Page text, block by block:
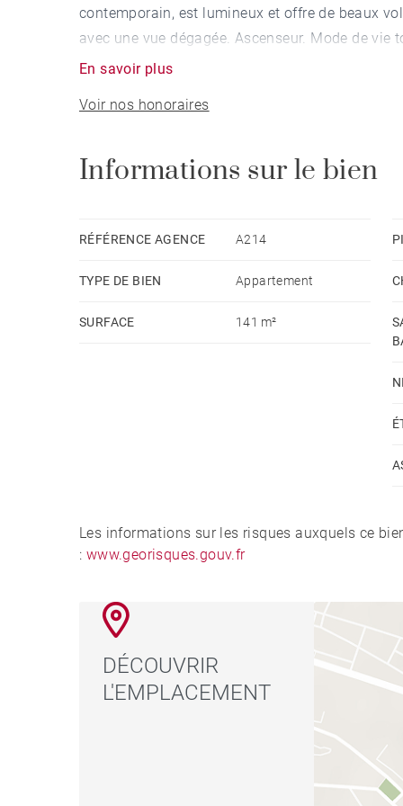
contemporain, est lumineux et offre de beaux
avec une vue dégagée. Ascenseur. Mode de vie
En savoir plus
Voir nos honoraires
Informations sur le bien
RÉFÉRENCE AGENCE A214
TYPE DE BIEN Appartement
SURFACE 141 m²
Les informations sur les risques auxquels ce
: www.georisques.gouv.fr
DÉCOUVRIR
L'EMPLACEMENT